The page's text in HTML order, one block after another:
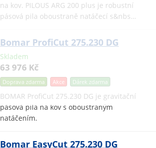
na kov. PILOUS ARG 200 plus je robustní
pásová pila oboustraně natáčecí s&nbs…
Bomar ProfiCut 275.230 DG
Skladem
63 976 Kč
Doprava zdarma Akce Dárek zdarma
BOMAR ProfiCut 275.230 DG je gravitační
pásová pila na kov s oboustraným
natáčením.
Bomar EasyCut 275.230 DG